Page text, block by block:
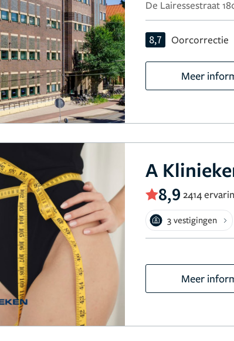
De Lairessestraat
8,7 Oorcorrectie
Meer
A
8,9 2414
3 vestigingen
Meer